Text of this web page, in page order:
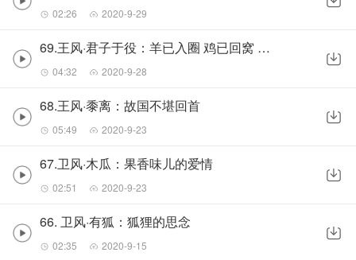
02:26 2020-9-29
69.王风·君子于役：羊已入圈 鸡已回窝 你在哪里
04:32 2020-9-28
68.王风·黍离：故国不堪回首
05:49 2020-9-23
67.卫风·木瓜：果香味儿的爱情
02:51 2020-9-23
66. 卫风·有狐：狐狸的思念
02:35 2020-9-15